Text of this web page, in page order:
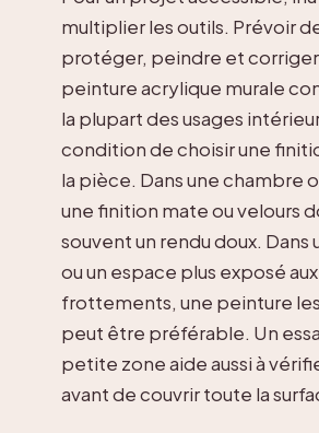
multiplier les outils. Prévoir
protéger, peindre et corriger
peinture acrylique murale
la plupart des usages
condition de choisir une
la pièce. Dans une chambre
une finition mate ou velours
souvent un rendu doux. Dans
ou un espace plus exposé aux
frottements, une peinture
peut être préférable. Un
petite zone aide aussi à
avant de couvrir toute la